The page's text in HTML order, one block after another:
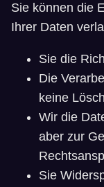
Sie können die
Ihrer Daten
Sie die
Die
keine
Wir die
aber zur
Sie